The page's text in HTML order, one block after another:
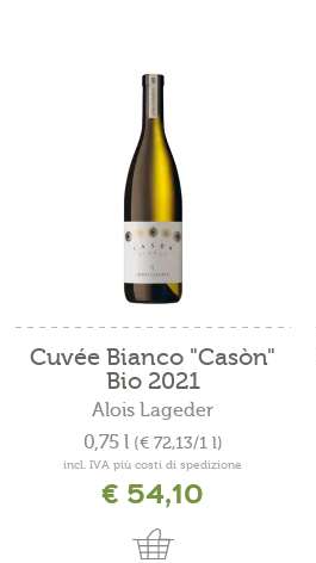
Cuvée Bianco "Casòn"
Bio 2021
Alois Lageder
0,75 l (€ 72,13/1 l)
incl. IVA più costi di spedizione
€ 54,10